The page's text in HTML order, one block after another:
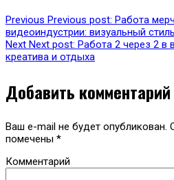
Previous Previous post: Работа
видеоиндустрии: визуальный
Next Next post: Работа 2 через 2 в
креатива и отдыха
Добавить комментарий
Ваш e-mail не будет опубликован.
помечены *
Комментарий